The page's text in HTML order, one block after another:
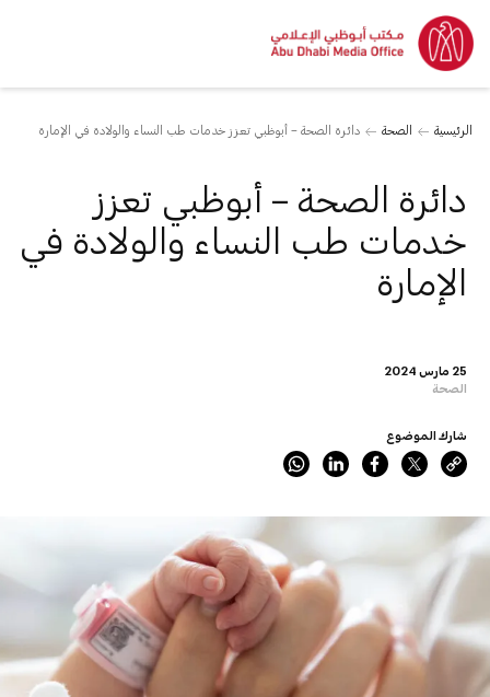
الرئيسية الصحة دائرة الصحة – أبوظبي تعزز خدمات طب النساء والولادة في الإمارة
25 مارس 2024
الصحة
دائرة الصحة – أبوظبي تعزز
خدمات طب النساء والولادة في
الإمارة
شارك الموضوع